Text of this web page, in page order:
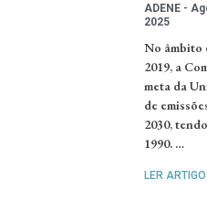
ADENE -
2025
No âmbito
2019, a
meta da
de
2030,
1990. …
LER